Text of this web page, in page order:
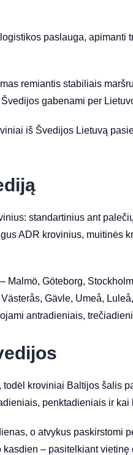
paslauga,
remiantis stabiliais
gabenami per
iš Švedijos Lietuvą
standartinius ant
ADR krovinius, muitinės
Malmö, Göteborg,
Gävle, Umeå,
antradieniais,
kroviniai Baltijos šalis
penktadieniais ir
o atvykus paskirstomi
– pasitelkiant vietinę